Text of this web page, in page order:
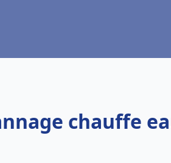
chauffe